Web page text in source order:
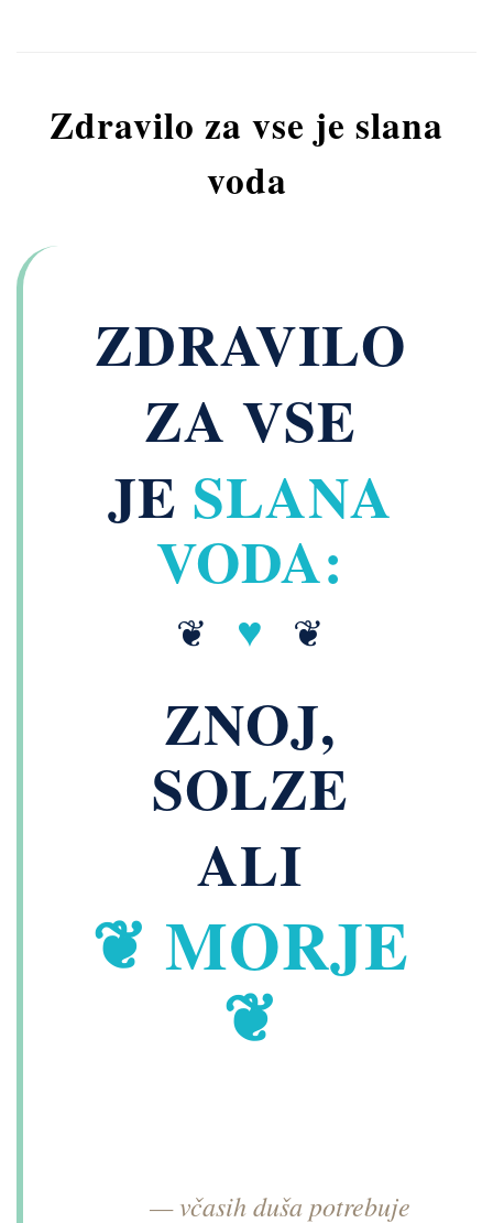
Zdravilo za vse je slana
voda
ZDRAVILO
ZA VSE
JE SLANA
VODA:
❦ ♥ ❦
ZNOJ,
SOLZE
ALI
❦ MORJE
❦
— včasih duša potrebuje